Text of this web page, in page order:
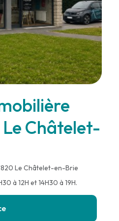
Châtelet-
Le Châtelet-en-Brie
à 12H et 14H30 à 19H.